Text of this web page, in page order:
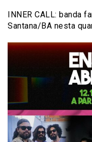
INNER CALL: banda
Santana/BA nesta